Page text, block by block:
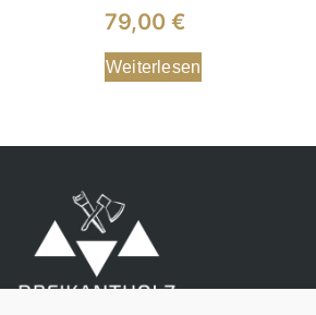
79,00€
Weiterlesen